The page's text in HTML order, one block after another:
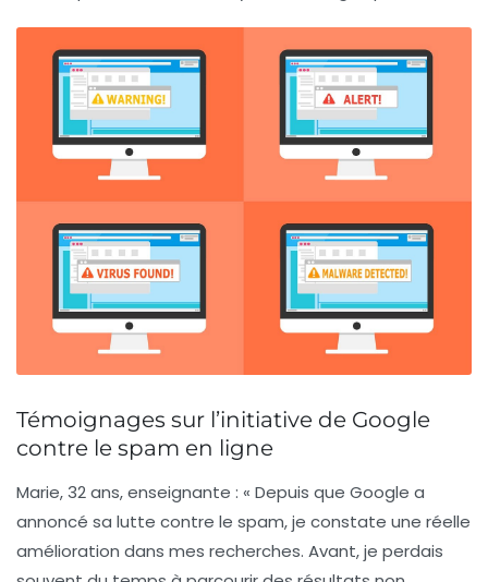
Témoignages sur l’initiative de Google
contre le spam en ligne
Marie, 32 ans, enseignante : « Depuis que Google a
annoncé sa lutte contre le spam, je constate une réelle
amélioration dans mes recherches. Avant, je perdais